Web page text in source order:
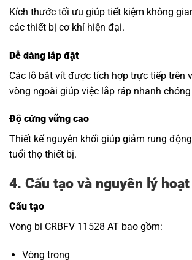
Kích thước tối ưu giúp tiết kiệm không
các thiết bị cơ khí hiện đại.
Dễ dàng lắp đặt
Các lỗ bắt vít được tích hợp trực tiếp trên
vòng ngoài giúp việc lắp ráp nhanh
Độ cứng vững cao
Thiết kế nguyên khối giúp giảm rung
tuổi thọ thiết bị.
4. Cấu tạo và nguyên lý
Cấu tạo
Vòng bi CRBFV 11528 AT bao gồm:
Vòng trong